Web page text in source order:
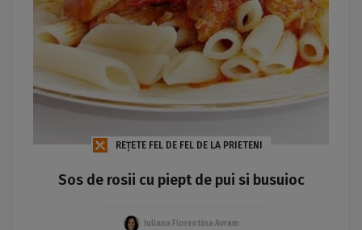
REȚETE FEL DE FEL DE LA PRIETENI
Sos de rosii cu piept de pui si busuioc
Iuliana Florentina Avram